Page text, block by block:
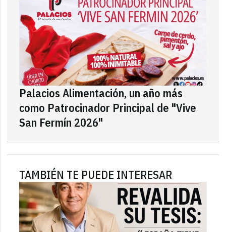
Palacios Alimentación, un año más
como Patrocinador Principal de "Vive
San Fermín 2026"
TAMBIÉN TE PUEDE INTERESAR